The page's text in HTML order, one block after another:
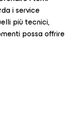
i service
più tecnici,
possa offrire